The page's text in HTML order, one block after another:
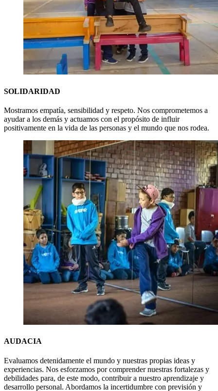
SOLIDARIDAD
Mostramos empatía, sensibilidad y respeto. Nos comprometemos a
ayudar a los demás y actuamos con el propósito de influir
positivamente en la vida de las personas y el mundo que nos rodea.
AUDACIA
Evaluamos detenidamente el mundo y nuestras propias ideas y
experiencias. Nos esforzamos por comprender nuestras fortalezas y
debilidades para, de este modo, contribuir a nuestro aprendizaje y
desarrollo personal. Abordamos la incertidumbre con previsión y